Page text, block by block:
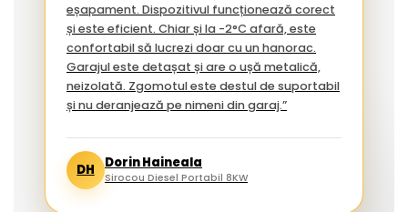
eșapament. Dispozitivul funcționează corect
și este eficient. Chiar și la -2°C afară, este
confortabil să lucrezi doar cu un hanorac.
Garajul este detașat și are o ușă metalică,
neizolată. Zgomotul este destul de suportabil
și nu deranjează pe nimeni din garaj.”
DH Dorin Haineala
Sirocou Diesel Portabil 8KW